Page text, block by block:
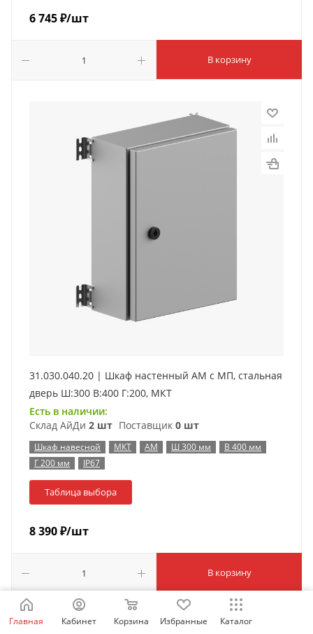
6 745₽/шт
В корзину
31.030.040.20 | Шкаф настенный АМ с МП, стальная
дверь Ш:300 В:400 Г:200, МКТ
Есть в наличии:
Склад АйДи 2 шт Поставщик 0 шт
Шкаф навесной МКТ АМ Ш 300 мм
В 400 мм
Г 200 мм
IP67
Таблица выбора
8 390₽/шт
В корзину
Главная Кабинет Корзина Избранные Каталог